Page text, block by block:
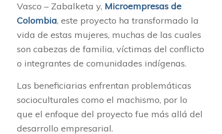
Vasco – Zabalketa y, Microempresas de
Colombia, este proyecto ha transformado la
vida de estas mujeres, muchas de las cuales
son cabezas de familia, víctimas del conflicto
o integrantes de comunidades indígenas.
Las beneficiarias enfrentan problemáticas
socioculturales como el machismo, por lo
que el enfoque del proyecto fue más allá del
desarrollo empresarial.